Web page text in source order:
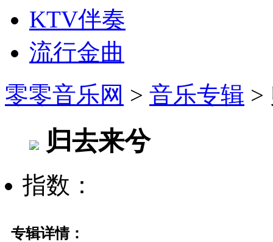
KTV伴奏
流行金曲
零零音乐网 > 音乐专辑 >
归去来兮
指数：
专辑详情：